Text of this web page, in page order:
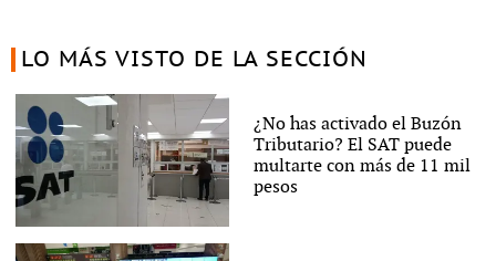
LO MÁS VISTO DE LA SECCIÓN
¿No has activado el Buzón
Tributario? El SAT puede
multarte con más de 11 mil
pesos